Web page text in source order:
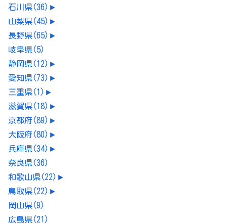
石川県(36) ►
山梨県(45) ►
長野県(65) ►
岐阜県(5)
静岡県(12) ►
愛知県(73) ►
三重県(1) ►
滋賀県(18) ►
京都府(89) ►
大阪府(80) ►
兵庫県(34) ►
奈良県(36)
和歌山県(22) ►
鳥取県(22) ►
岡山県(9)
広島県(21)